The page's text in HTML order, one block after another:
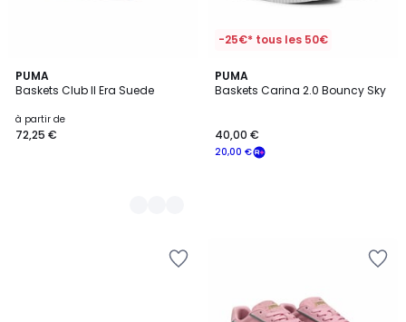
PUMA
Baskets Club II Era Suede
à partir de
72,25 €
3
Couleurs
-25€* tous les 50€
PUMA
Baskets Carina 2.0 Bouncy Sky
20,00 €
40,00 €